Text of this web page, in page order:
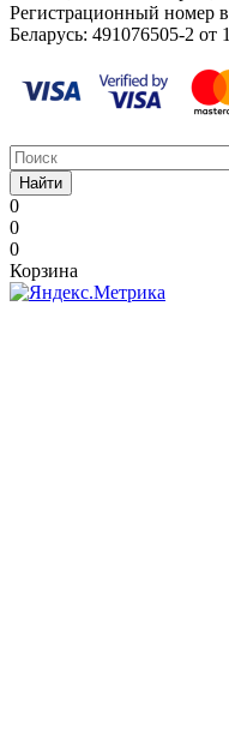
Регистрационный номер
Беларусь: ‎491076505-2 от
Найти
0
0
0
Корзина